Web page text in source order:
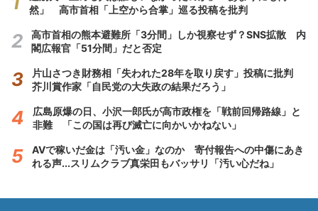
然」 高市首相「上空から合掌」巡る投稿を批判
高市首相の熊本避難所「3分間」しか視察せず？SNS拡散 内
閣広報官「51分間」だと否定
片山さつき財務相「失われた28年を取り戻す」投稿に批判
芥川賞作家「自民党の大失政の結果だろう」
広島原爆の日、小沢一郎氏が高市政権を「戦前回帰路線」と
非難 「この国は再び滅亡に向かいかねない」
AVで稼いだ金は「汚い金」なのか 寄付報告への中傷にあき
れる声...スリムクラブ真栄田もバッサリ「汚い心だね」